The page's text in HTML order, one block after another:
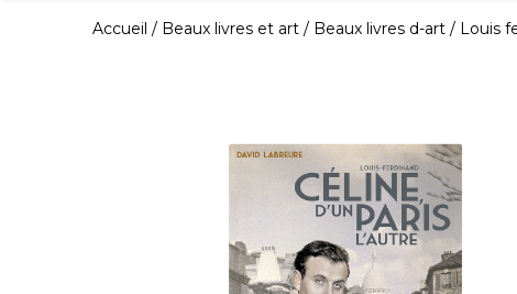
Accueil Beaux livres et art Beaux livres d-art Louis